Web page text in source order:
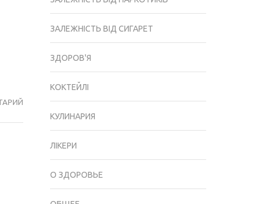
ПРИГОТУВАННЯ
НАСТОЙКИ
ФЕЙХОА
ДОМАШНІХ
УМОВАХ
ЗАЛЕЖНІСТЬ ВІД СИГАРЕТ
ЗДОРОВ'Я
КОКТЕЙЛІ
КУЛИНАРИЯ
ЛІКЕРИ
О ЗДОРОВЬЕ